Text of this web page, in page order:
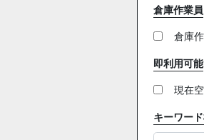
倉庫作業員
倉庫
即利用可能
現在
キーワー